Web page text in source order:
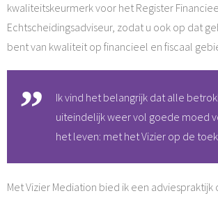
kwaliteitskeurmerk voor het Register
Echtscheidingsadviseur, zodat u ook op dat
bent van kwaliteit op financieel en fiscaal
Ik vind het belangrijk dat alle
uiteindelijk weer vol goede moed
het leven: met het Vizier op de
Met Vizier Mediation bied ik een